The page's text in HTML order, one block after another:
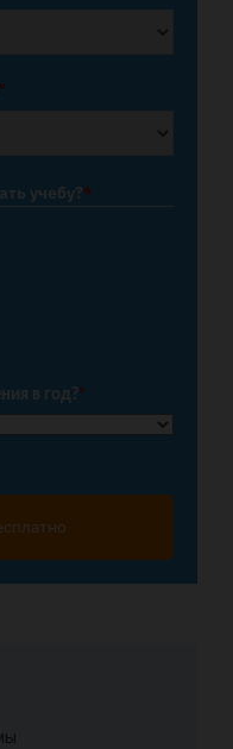
*
учебу?*
в год?*